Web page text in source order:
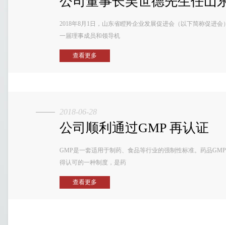
2018年8月1日，山东省瞪羚企业发展促进会（以下简称促进
一届理事成员和领导机
查看更多
2018-06-28
公司顺利通过GMP 再认证
GMP是一套适用于制药、食品等行业的强制性标准。药品
得认可的一种制度，是药
查看更多